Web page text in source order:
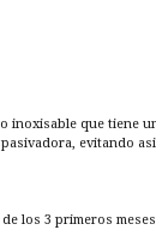
inoxisable que tiene
evitando
los 3 primeros